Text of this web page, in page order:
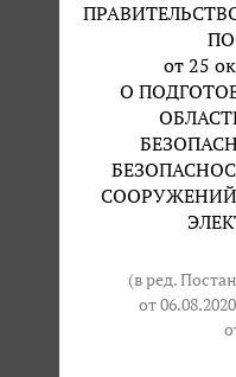
от 25
О
(в ред.
от